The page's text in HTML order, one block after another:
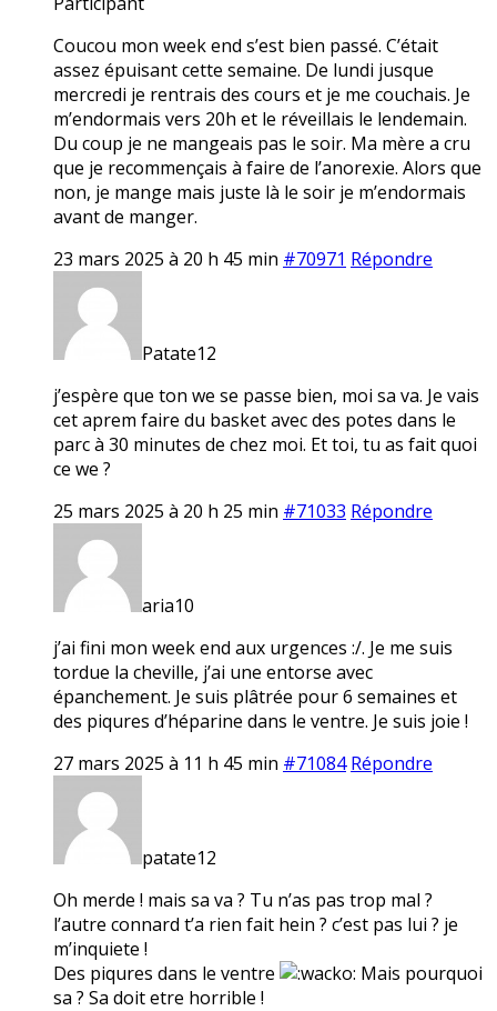
Coucou mon week end s’est bien passé. C’était
assez épuisant cette semaine. De lundi jusque
mercredi je rentrais des cours et je me couchais. Je
m’endormais vers 20h et le réveillais le lendemain.
Du coup je ne mangeais pas le soir. Ma mère a cru
que je recommençais à faire de l’anorexie. Alors que
non, je mange mais juste là le soir je m’endormais
avant de manger.
23 mars 2025 à 20 h 45 min #70971 Répondre
Patate12
j’espère que ton we se passe bien, moi sa va. Je vais
cet aprem faire du basket avec des potes dans le
parc à 30 minutes de chez moi. Et toi, tu as fait quoi
ce we ?
25 mars 2025 à 20 h 25 min #71033 Répondre
aria10
j’ai fini mon week end aux urgences :/. Je me suis
tordue la cheville, j’ai une entorse avec
épanchement. Je suis plâtrée pour 6 semaines et
des piqures d’héparine dans le ventre. Je suis joie !
27 mars 2025 à 11 h 45 min #71084 Répondre
patate12
Oh merde ! mais sa va ? Tu n’as pas trop mal ?
l’autre connard t’a rien fait hein ? c’est pas lui ? je
m’inquiete !
Des piqures dans le ventre
Mais pourquoi
sa ? Sa doit etre horrible !